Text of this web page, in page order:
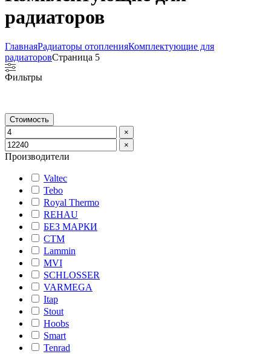
радиаторов
ГлавнаяРадиаторы отопленияКомплектующие для
радиаторовСтраница 5
Фильтры
Стоимость
×
×
Производители
Valtec
Tebo
Royal Thermo
REHAU
БЕЗ МАРКИ
СТМ
Lammin
MVI
SCHLOSSER
VARMEGA
Itap
Stout
Hoobs
Smart
Tenrad